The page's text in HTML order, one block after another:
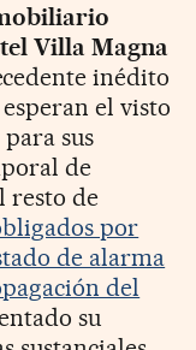
Villa Magna
inédito
el visto
sus
de
resto de
por
de alarma
del
su